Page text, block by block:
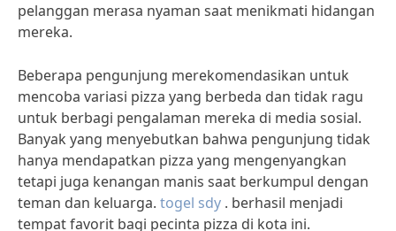
pelanggan merasa nyaman saat menikmati hidangan
mereka.
Beberapa pengunjung merekomendasikan untuk
mencoba variasi pizza yang berbeda dan tidak ragu
untuk berbagi pengalaman mereka di media sosial.
Banyak yang menyebutkan bahwa pengunjung tidak
hanya mendapatkan pizza yang mengenyangkan
tetapi juga kenangan manis saat berkumpul dengan
teman dan keluarga. togel sdy . berhasil menjadi
tempat favorit bagi pecinta pizza di kota ini.